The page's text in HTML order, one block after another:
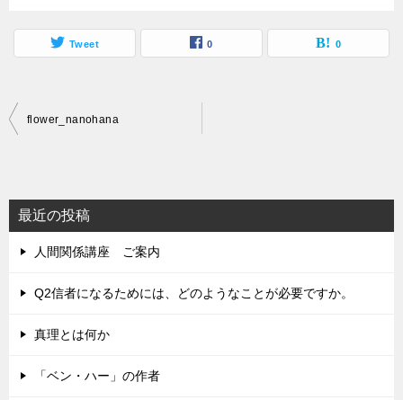
Tweet 0 0
投
ビ
ゲ
ー
シ
flower_nanohana
最近の投稿
人間関係講座 ご案内
Q2信者になるためには、どのようなことが必要ですか。
真理とは何か
「ベン・ハー」の作者